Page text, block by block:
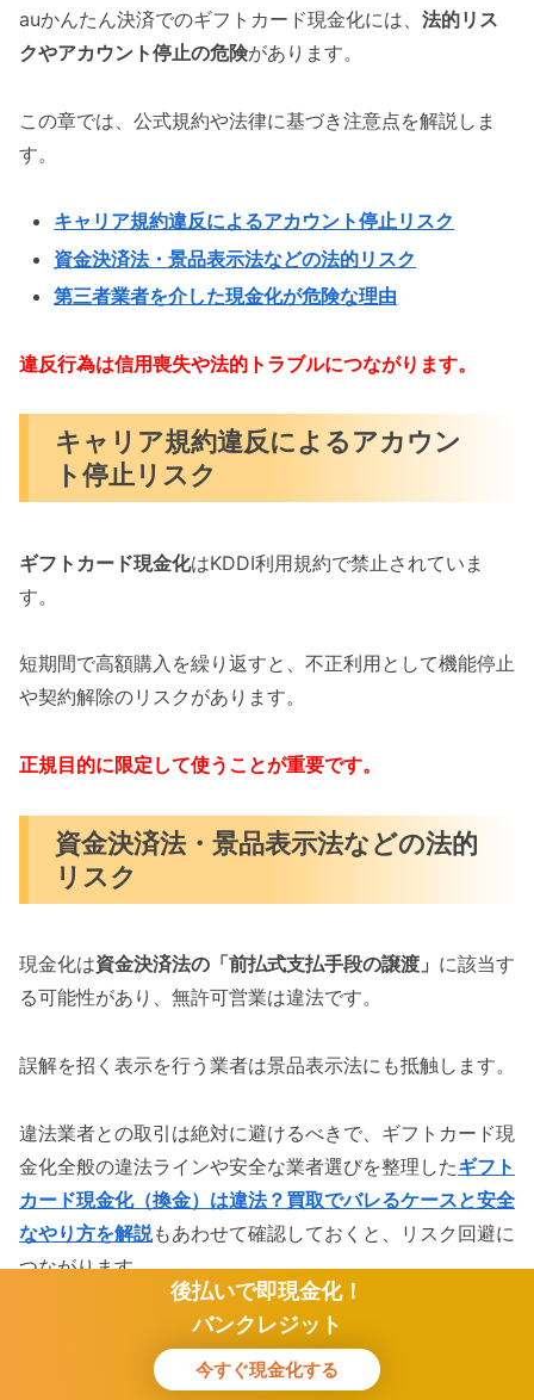
auかんたん決済でのギフトカード現金化には、 法的リス
クやアカウント停止の危険があります。
この章では、公式規約や法律に基づき注意点を解説しま
す。
キャリア規約違反によるアカウント停止リスク
資金決済法・景品表示法などの法的リスク
第三者業者を介した現金化が危険な理由
違反行為は信用喪失や法的トラブルにつながります。
キャリア規約違反によるアカウン
ト停止リスク
ギフトカード現金化はKDDI利用規約で禁止されていま
す。
短期間で高額購入を繰り返すと、不正利用として機能停止
や契約解除のリスクがあります。
正規目的に限定して使うことが重要です。
資金決済法・景品表示法などの法的
リスク
現金化は資金決済法の「前払式支払手段の譲渡」 に該当す
る可能性があり、無許可営業は違法です。
誤解を招く表示を行う業者は景品表示法にも抵触します。
違法業者との取引は絶対に避けるべきで、ギフトカード現
金化全般の違法ラインや安全な業者選びを整理したギフト
カード現金化（換金）は違法？買取でバレるケースと安全
なやり方を解説もあわせて確認しておくと、リスク回避に
つながります。
第三者業者を介した現金化が危険な
後払いで即現金化！
バンクレジット
今すぐ現金化する